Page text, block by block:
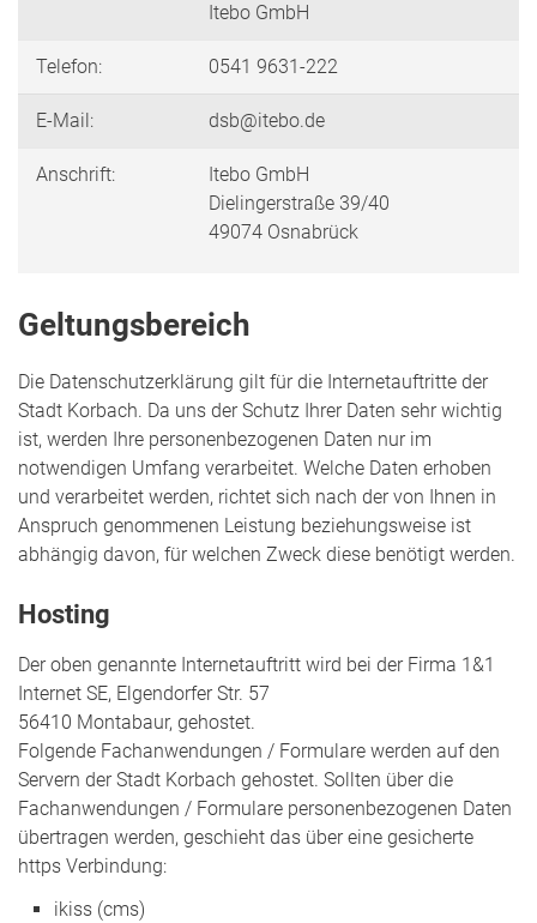
Itebo GmbH
Telefon: 0541 9631-222
E-Mail: dsb@itebo.de
Anschrift:
Itebo GmbH
Dielingerstraße 39/40
49074 Osnabrück
Geltungsbereich
Die Datenschutzerklärung gilt für die Internetauftritte der
Stadt Korbach. Da uns der Schutz Ihrer Daten sehr wichtig
ist, werden Ihre personenbezogenen Daten nur im
notwendigen Umfang verarbeitet. Welche Daten erhoben
und verarbeitet werden, richtet sich nach der von Ihnen in
Anspruch genommenen Leistung beziehungsweise ist
abhängig davon, für welchen Zweck diese benötigt werden.
Hosting
Der oben genannte Internetauftritt wird bei der Firma 1&1
Internet SE, Elgendorfer Str. 57
56410 Montabaur, gehostet.
Folgende Fachanwendungen / Formulare werden auf den
Servern der Stadt Korbach gehostet. Sollten über die
Fachanwendungen / Formulare personenbezogenen Daten
übertragen werden, geschieht das über eine gesicherte
https Verbindung:
ikiss (cms)